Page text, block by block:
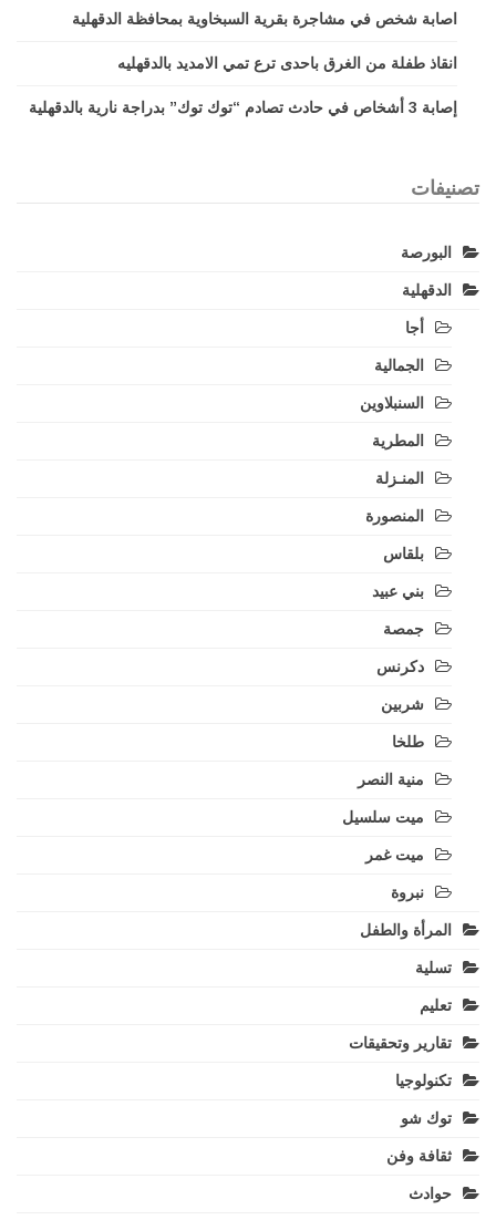
اصابة شخص في مشاجرة بقرية السبخاوية بمحافظة الدقهلية
انقاذ طفلة من الغرق باحدى ترع تمي الامديد بالدقهليه
إصابة 3 أشخاص في حادث تصادم “توك توك” بدراجة نارية بالدقهلية
تصنيفات
البورصة
الدقهلية
أجا
الجمالية
السنبلاوين
المطرية
المنـزلة
المنصورة
بلقاس
بني عبيد
جمصة
دكرنس
شربين
طلخا
منية النصر
ميت سلسيل
ميت غمر
نبروة
المرأة والطفل
تسلية
تعليم
تقارير وتحقيقات
تكنولوجيا
توك شو
ثقافة وفن
حوادث